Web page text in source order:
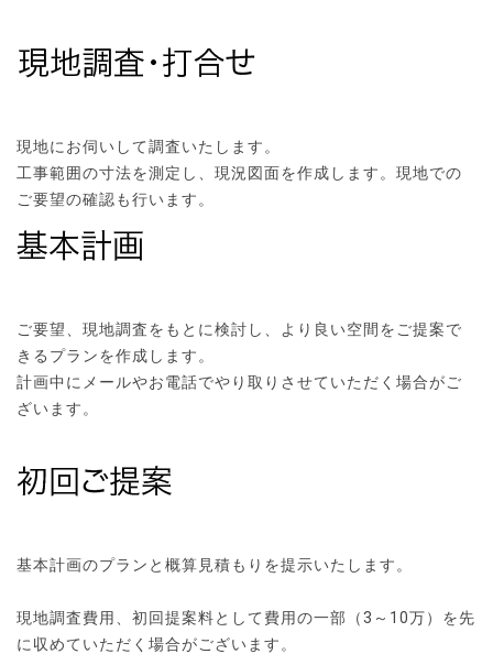
現地にお伺いして調査いたします。
工事範囲の寸法を測定し、現況図面を作成します。現地での
ご要望の確認も行います。
ご要望、現地調査をもとに検討し、より良い空間をご提案で
きるプランを作成します。
計画中にメールやお電話でやり取りさせていただく場合がご
ざいます。
基本計画のプランと概算見積もりを提示いたします。
現地調査費用、初回提案料として費用の一部（3～10万）を先
に収めていただく場合がございます。